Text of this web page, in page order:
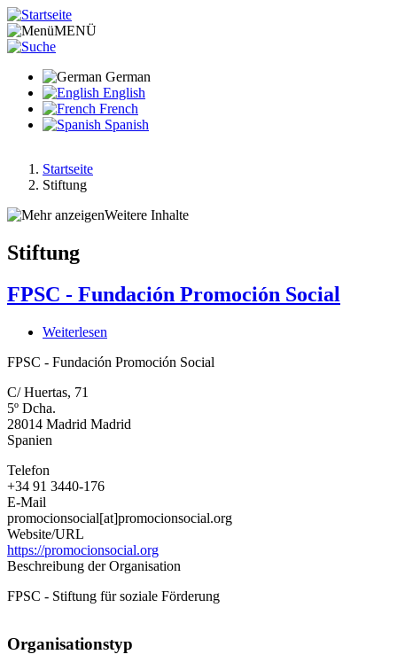
Direkt
zum
Inhalt
MENÜ
German
English
French
Spanish
Pfadnavigation
Startseite
Stiftung
Weitere Inhalte
Stiftung
FPSC - Fundación Promoción Social
Weiterlesen
-
FPSC - Fundación Promoción Social
C/ Huertas, 71
5º Dcha.
28014 Madrid Madrid
Spanien
Telefon
+34 91 3440-176
E-Mail
promocionsocial[at]promocionsocial.org
Website/URL
https://promocionsocial.org
Beschreibung der Organisation
FPSC - Stiftung für soziale Förderung
Organisationstyp